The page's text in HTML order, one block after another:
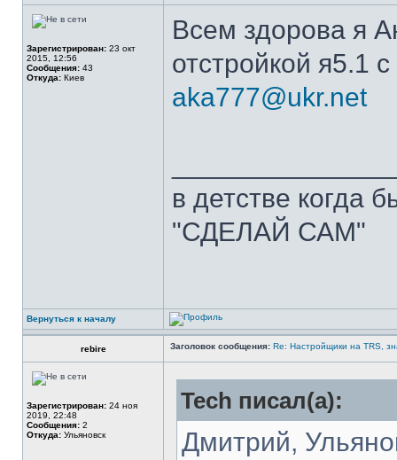
Зарегистрирован: 23 окт
2015, 12:56
Сообщения: 43
Откуда: Киев
Всем здорова я
отстройкой я5.1
aka777@ukr.net
в детстве когда
"СДЕЛАЙ САМ"
Вернуться к началу
rebire Заголовок сообщения: Re: Настройщики на TRS,
Зарегистрирован: 24 ноя
2019, 22:48
Сообщения: 2
Откуда: Ульяновск
Tech писал(а):
Дмитрий,